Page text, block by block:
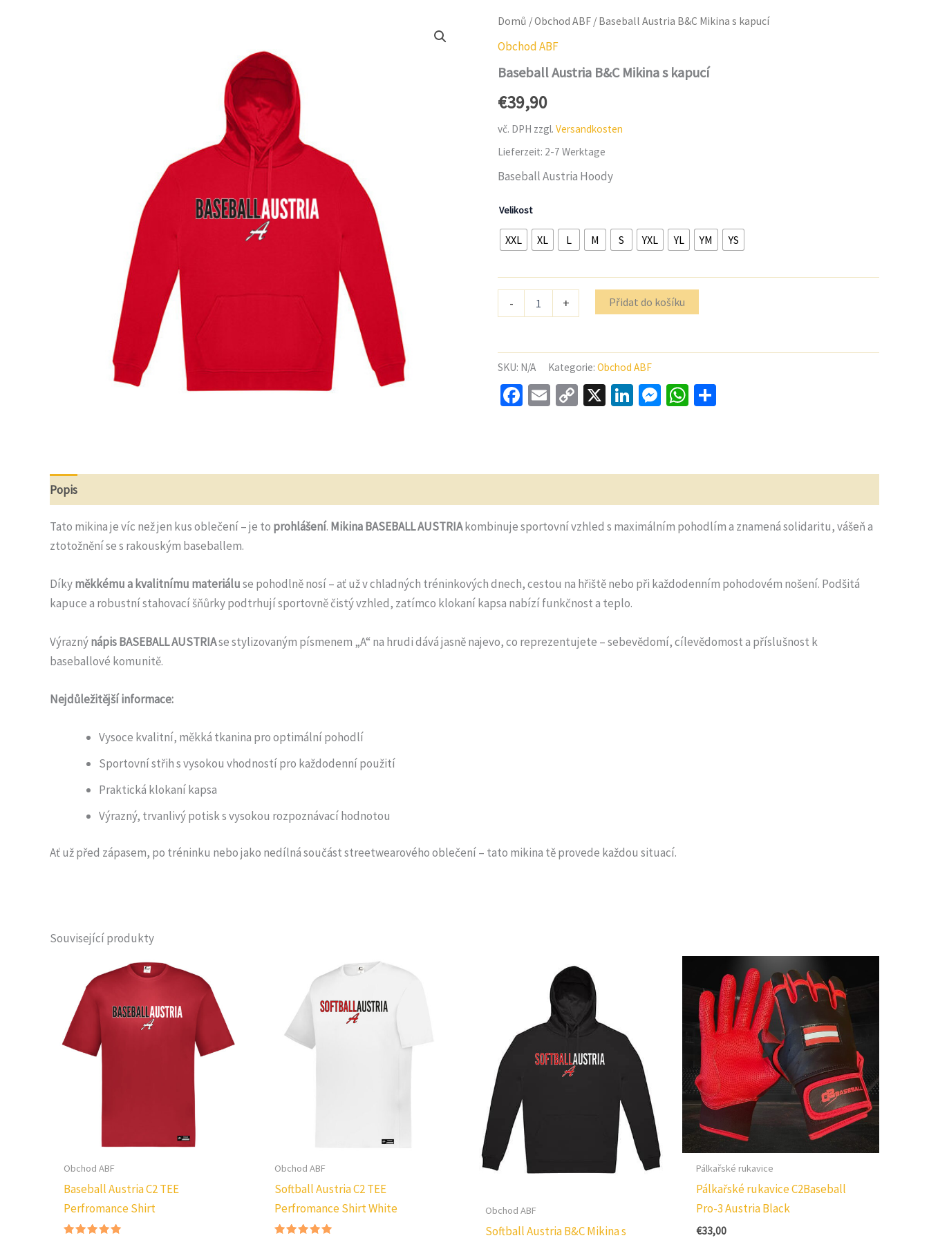
Domů /Obchod ABF / Baseball Austria B&C Mikina s kapucí
Obchod ABF
Baseball Austria B&C Mikina s kapucí
€39,90
vč. DPH zzgl. Versandkosten
Lieferzeit: 2-7 Werktage
Baseball Austria Hoody
Velikost
XXL XL L M S YXL YL YM YS
-
Baseball
Mikina
s
+ Přidat do košíku
SKU: N/A Kategorie: Obchod ABF
Facebook
EmailCopy
X LinkedIn
Messenger
WhatsApp
Popis
Tato mikina je víc než jen kus oblečení – je to prohlášení. Mikina BASEBALL AUSTRIAkombinuje sportovní vzhled s maximálním pohodlím a znamená solidaritu, vášeň a
ztotožnění se s rakouským baseballem.
Díkyměkkému a kvalitnímu materiáluse pohodlně nosí – ať už v chladných tréninkových dnech, cestou na hřiště nebo při každodenním pohodovém nošení. Podšitá
kapuce a robustní stahovací šňůrky podtrhují sportovně čistý vzhled, zatímco klokaní kapsa nabízí funkčnost a teplo.
Výraznýnápis BASEBALL AUSTRIAse stylizovaným písmenem „A“ na hrudi dává jasně najevo, co reprezentujete – sebevědomí, cílevědomost a příslušnost k
baseballové komunitě.
Nejdůležitější informace:
Vysoce kvalitní, měkká tkanina pro optimální pohodlí
Sportovní střih s vysokou vhodností pro každodenní použití
Praktická klokaní kapsa
Výrazný, trvanlivý potisk s vysokou rozpoznávací hodnotou
Ať už před zápasem, po tréninku nebo jako nedílná součást streetwearového oblečení – tato mikina tě provede každou situací.
Související produkty
Obchod ABF
Baseball Austria C2 TEE
Perfromance Shirt
Obchod ABF
Softball Austria C2 TEE
Perfromance Shirt White
Obchod ABF
Softball Austria B&C Mikina s
Pálkařské rukavice
Pálkařské rukavice C2Baseball
Pro-3 Austria Black
€33,00